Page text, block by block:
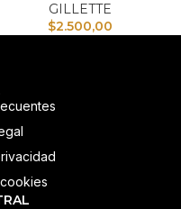
GILLETTE
$2.500,00